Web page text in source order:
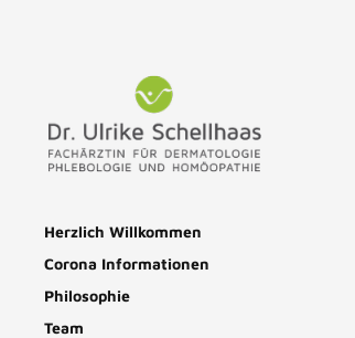
Herzlich Willkommen
Corona Informationen
Philosophie
Team